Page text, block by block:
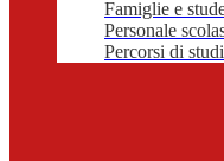
Famiglie e
Personale
Percorsi di